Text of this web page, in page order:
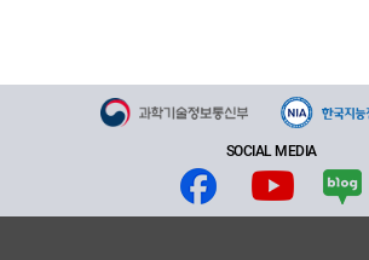
SOCIAL MEDIA